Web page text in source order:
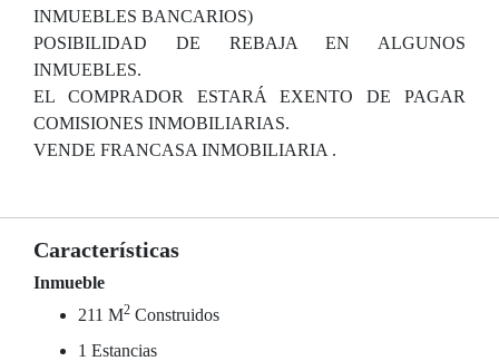
INMUEBLES BANCARIOS)
POSIBILIDAD DE REBAJA EN ALGUNOS
INMUEBLES.
EL COMPRADOR ESTARÁ EXENTO DE PAGAR
COMISIONES INMOBILIARIAS.
VENDE FRANCASA INMOBILIARIA .
Características
Inmueble
211 M2 Construidos
1 Estancias